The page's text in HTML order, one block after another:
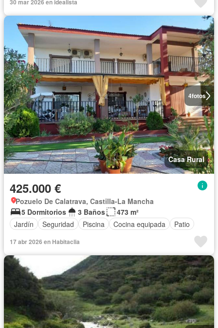
30 mar 2026 en idealista
4fotos
Casa Rural
425.000 €
Pozuelo De Calatrava, Castilla-La Mancha
5 Dormitorios
3 Baños
473 m²
Jardín
Seguridad Piscina Cocina equipada Patio
17 abr 2026 en Habitaclia